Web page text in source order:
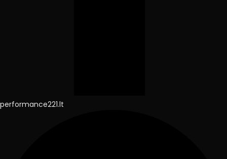
performance221.lt